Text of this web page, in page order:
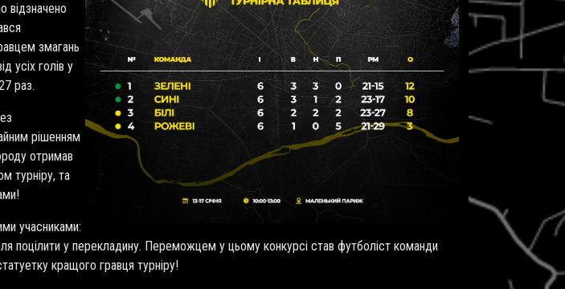
відзначено
змагань
усіх голів у
раз.
рішенням
отримав
турніру, та
учасниками:
поцілити у перекладину. Переможцем у цьому конкурсі став футболіст команди
кращого гравця турніру!